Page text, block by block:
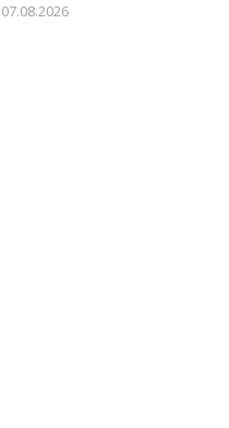
07.08.2026